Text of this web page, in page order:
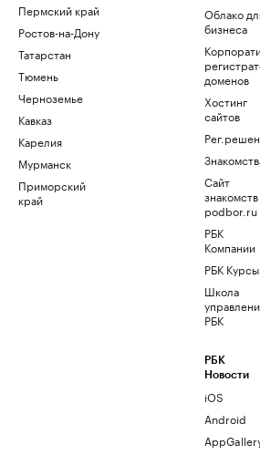
Пермский край
Ростов-на-Дону
Татарстан
Тюмень
Черноземье
Кавказ
Карелия
Мурманск
Приморский
край
Облако
бизнеса
доменов
Хостинг
сайтов
Сайт
знакомств
podbor.ru
РБК
Компании
РБК Курсы
Школа
РБК
РБК
Новости
iOS
Android